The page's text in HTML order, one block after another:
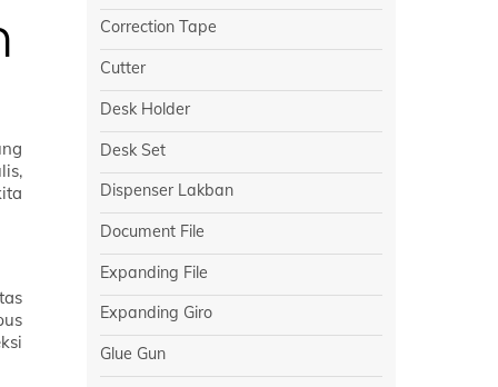
Correction Tape
Cutter
Desk Holder
Desk Set
Dispenser Lakban
Document File
Expanding File
Expanding Giro
Glue Gun